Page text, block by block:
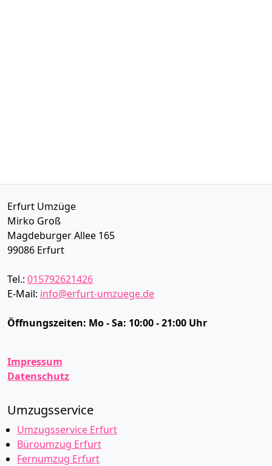
Erfurt Umzüge
Mirko Groß
Magdeburger Allee 165
99086 Erfurt
Tel.: 015792621426
E-Mail: info@erfurt-umzuege.de
Öffnungszeiten: Mo - Sa: 10:00 - 21:00 Uhr
Impressum
Datenschutz
Umzugsservice
Umzugsservice Erfurt
Büroumzug Erfurt
Fernumzug Erfurt